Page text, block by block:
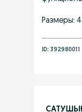
Размеры:
ID: 392980011